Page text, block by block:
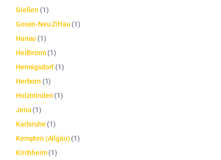
Gießen (1)
Gosen-Neu Zittau (1)
Hanau (1)
Heilbronn (1)
Hennigsdorf (1)
Herborn (1)
Holzminden (1)
Jena (1)
Karlsruhe (1)
Kempten (Allgäu) (1)
Kirchheim(1)